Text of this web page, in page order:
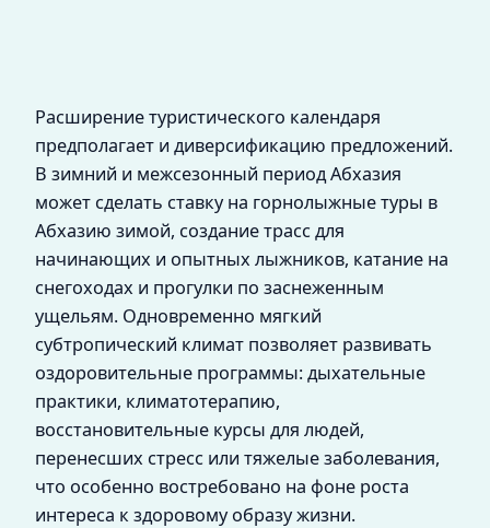
Расширение туристического календаря
предполагает и диверсификацию предложений.
В зимний и межсезонный период Абхазия
может сделать ставку на горнолыжные туры в
Абхазию зимой, создание трасс для
начинающих и опытных лыжников, катание на
снегоходах и прогулки по заснеженным
ущельям. Одновременно мягкий
субтропический климат позволяет развивать
оздоровительные программы: дыхательные
практики, климатотерапию,
восстановительные курсы для людей,
перенесших стресс или тяжелые заболевания,
что особенно востребовано на фоне роста
интереса к здоровому образу жизни.